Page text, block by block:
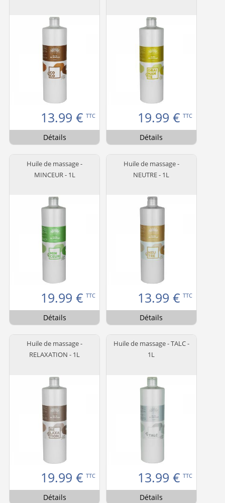
13.99 € TTC
Détails
19.99 € TTC
Détails
Huile de massage -
MINCEUR - 1L
19.99 € TTC
Détails
Huile de massage -
NEUTRE - 1L
13.99 € TTC
Détails
Huile de massage -
RELAXATION - 1L
19.99 € TTC
Détails
Huile de massage - TALC -
1L
13.99 € TTC
Détails